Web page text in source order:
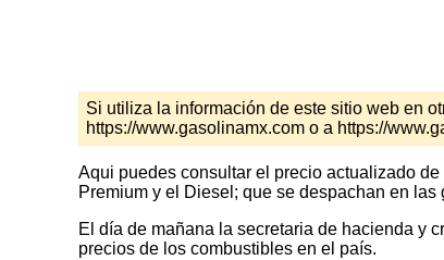
Si utiliza la información de este sitio web en
https://www.gasolinamx.com o a https://
Aqui puedes consultar el precio actualizado
Premium y el Diesel; que se despachan en
El día de mañana la secretaria de hacienda y
precios de los combustibles en el país.